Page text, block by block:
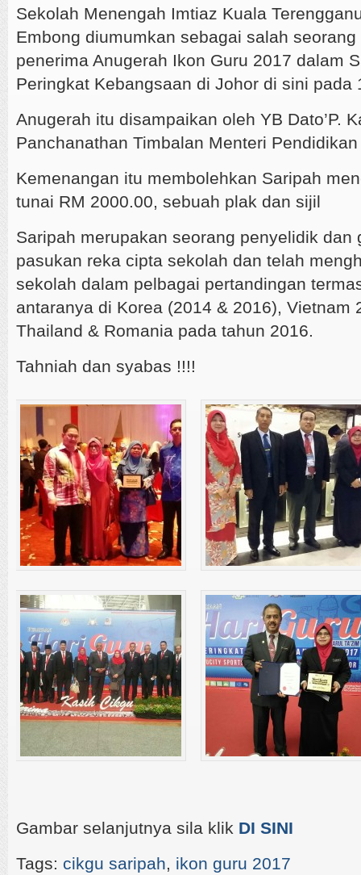
Sekolah Menengah Imtiaz Kuala
Embong diumumkan sebagai salah
penerima Anugerah Ikon Guru 2017 dalam
Peringkat Kebangsaan di Johor di sini pada
Anugerah itu disampaikan oleh YB Dato’P.
Panchanathan Timbalan Menteri
Kemenangan itu membolehkan Saripah
tunai RM 2000.00, sebuah plak dan sijil
Saripah merupakan seorang penyelidik dan
pasukan reka cipta sekolah dan telah
sekolah dalam pelbagai pertandingan
antaranya di Korea (2014 & 2016), Vietnam
Thailand & Romania pada tahun 2016.
Tahniah dan syabas !!!!
Gambar selanjutnya sila klik DI SINI
Tags: cikgu saripah, ikon guru 2017